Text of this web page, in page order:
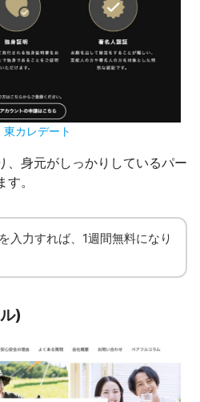
東カレデート
、身元がしっかりしているパー
。
入力すれば、1週間無料になり
)